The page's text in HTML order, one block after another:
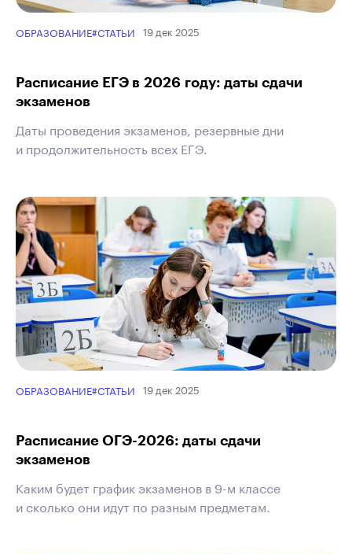
ОБРАЗОВАНИЕ#СТАТЬИ 19 дек 2025
Расписание ЕГЭ в 2026 году: даты сдачи
экзаменов
Даты проведения экзаменов, резервные дни
и продолжительность всех ЕГЭ.
ОБРАЗОВАНИЕ#СТАТЬИ 19 дек 2025
Расписание ОГЭ-2026: даты сдачи
экзаменов
Каким будет график экзаменов в 9-м классе
и сколько они идут по разным предметам.